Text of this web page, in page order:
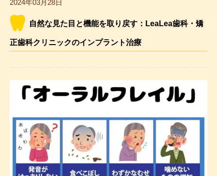
2024年03月28日
自然な見た目と機能を取り戻す：LeaLea歯科・矯
正歯科クリニックのインプラント治療